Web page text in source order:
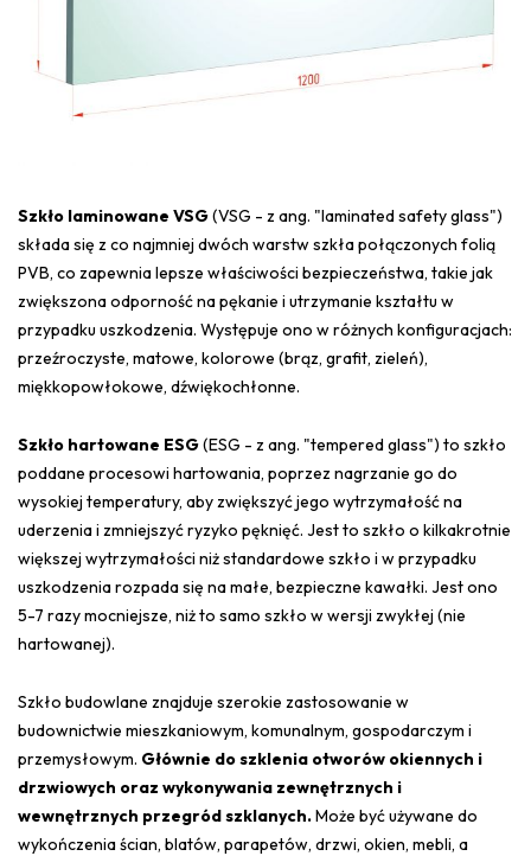
Szkło laminowane VSG(VSG - z ang. "laminated safety glass")
składa się z co najmniej dwóch warstw szkła połączonych folią
PVB, co zapewnia lepsze właściwości bezpieczeństwa, takie jak
zwiększona odporność na pękanie i utrzymanie kształtu w
przypadku uszkodzenia. Występuje ono w różnych konfiguracjach:
przeźroczyste, matowe, kolorowe (brąz, grafit, zieleń),
miękkopowłokowe, dźwiękochłonne.
Szkło hartowane ESG(ESG - z ang. "tempered glass") to szkło
poddane procesowi hartowania, poprzez nagrzanie go do
wysokiej temperatury, aby zwiększyć jego wytrzymałość na
uderzenia i zmniejszyć ryzyko pęknięć. Jest to szkło o kilkakrotnie
większej wytrzymałości niż standardowe szkło i w przypadku
uszkodzenia rozpada się na małe, bezpieczne kawałki. Jest ono
5-7 razy mocniejsze, niż to samo szkło w wersji zwykłej (nie
hartowanej).
Szkło budowlane znajduje szerokie zastosowanie w
budownictwie mieszkaniowym, komunalnym, gospodarczym i
przemysłowym. Głównie do szklenia otworów okiennych i
drzwiowych oraz wykonywania zewnętrznych i
wewnętrznych przegród szklanych.Może być używane do
wykończenia ścian, blatów, parapetów, drzwi, okien, mebli, a